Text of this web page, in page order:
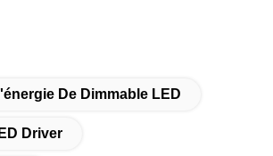
De Dimmable LED
Driver